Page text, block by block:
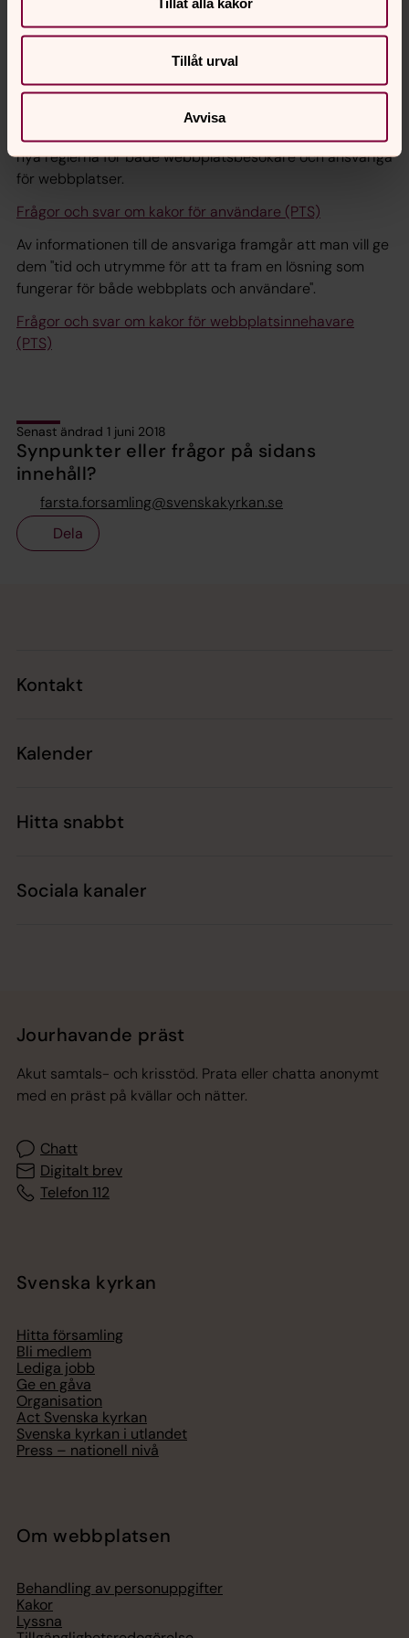
Tillåt urval
Avvisa
Riksdagen har beslutat om en lagändring gällande
elektronisk kommunikation. Ändringen innebär att alla
som besöker en webbplats med kakor ska lämna sitt
samtycke till att kakor används. Lagändringen bygger på
Post- och telestyrelsen har tagit fram information om de
nya reglerna för både webbplatsbesökare och ansvariga
för webbplatser.
Frågor och svar om kakor för användare (PTS)
Av informationen till de ansvariga framgår att man vill ge
dem "tid och utrymme för att ta fram en lösning som
fungerar för både webbplats och användare".
Frågor och svar om kakor för webbplatsinnehavare
(PTS)
Senast ändrad 1 juni 2018
Synpunkter eller frågor på sidans
innehåll?
farsta.forsamling@svenskakyrkan.se
Dela
Kontakt
Kalender
Hitta snabbt
Sociala kanaler
Jourhavande präst
Akut samtals- och krisstöd. Prata eller chatta anonymt
med en präst på kvällar och nätter.
Chatt
Digitalt brev
Telefon 112
Svenska kyrkan
Hitta församling
Bli medlem
Lediga jobb
Ge en gåva
Organisation
Act Svenska kyrkan
Svenska kyrkan i utlandet
Press – nationell nivå
Om webbplatsen
Behandling av personuppgifter
Kakor
Lyssna